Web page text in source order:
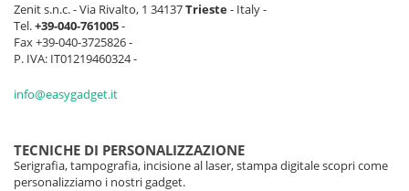
Zenit s.n.c. - Via Rivalto, 1 34137Trieste- Italy -
Tel.+39-040-761005-
Fax +39-040-3725826 -
P. IVA: IT01219460324 -
info@easygadget.it
TECNICHE DI PERSONALIZZAZIONE
Serigrafia, tampografia, incisione al laser, stampa digitale scopri come
personalizziamo i nostri gadget.